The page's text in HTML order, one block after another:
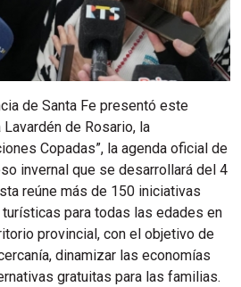
de Santa Fe presentó este
de Rosario, la
Copadas”, la agenda oficial de
invernal que se desarrollará del 4
reúne más de 150 iniciativas
para todas las edades en
provincial, con el objetivo de
dinamizar las economías
gratuitas para las familias.